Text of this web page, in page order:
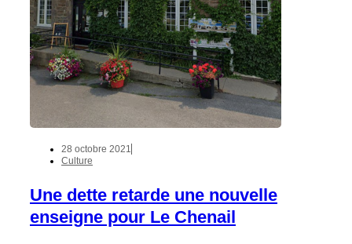
28 octobre 2021
Culture
Une dette retarde une nouvelle
enseigne pour Le Chenail